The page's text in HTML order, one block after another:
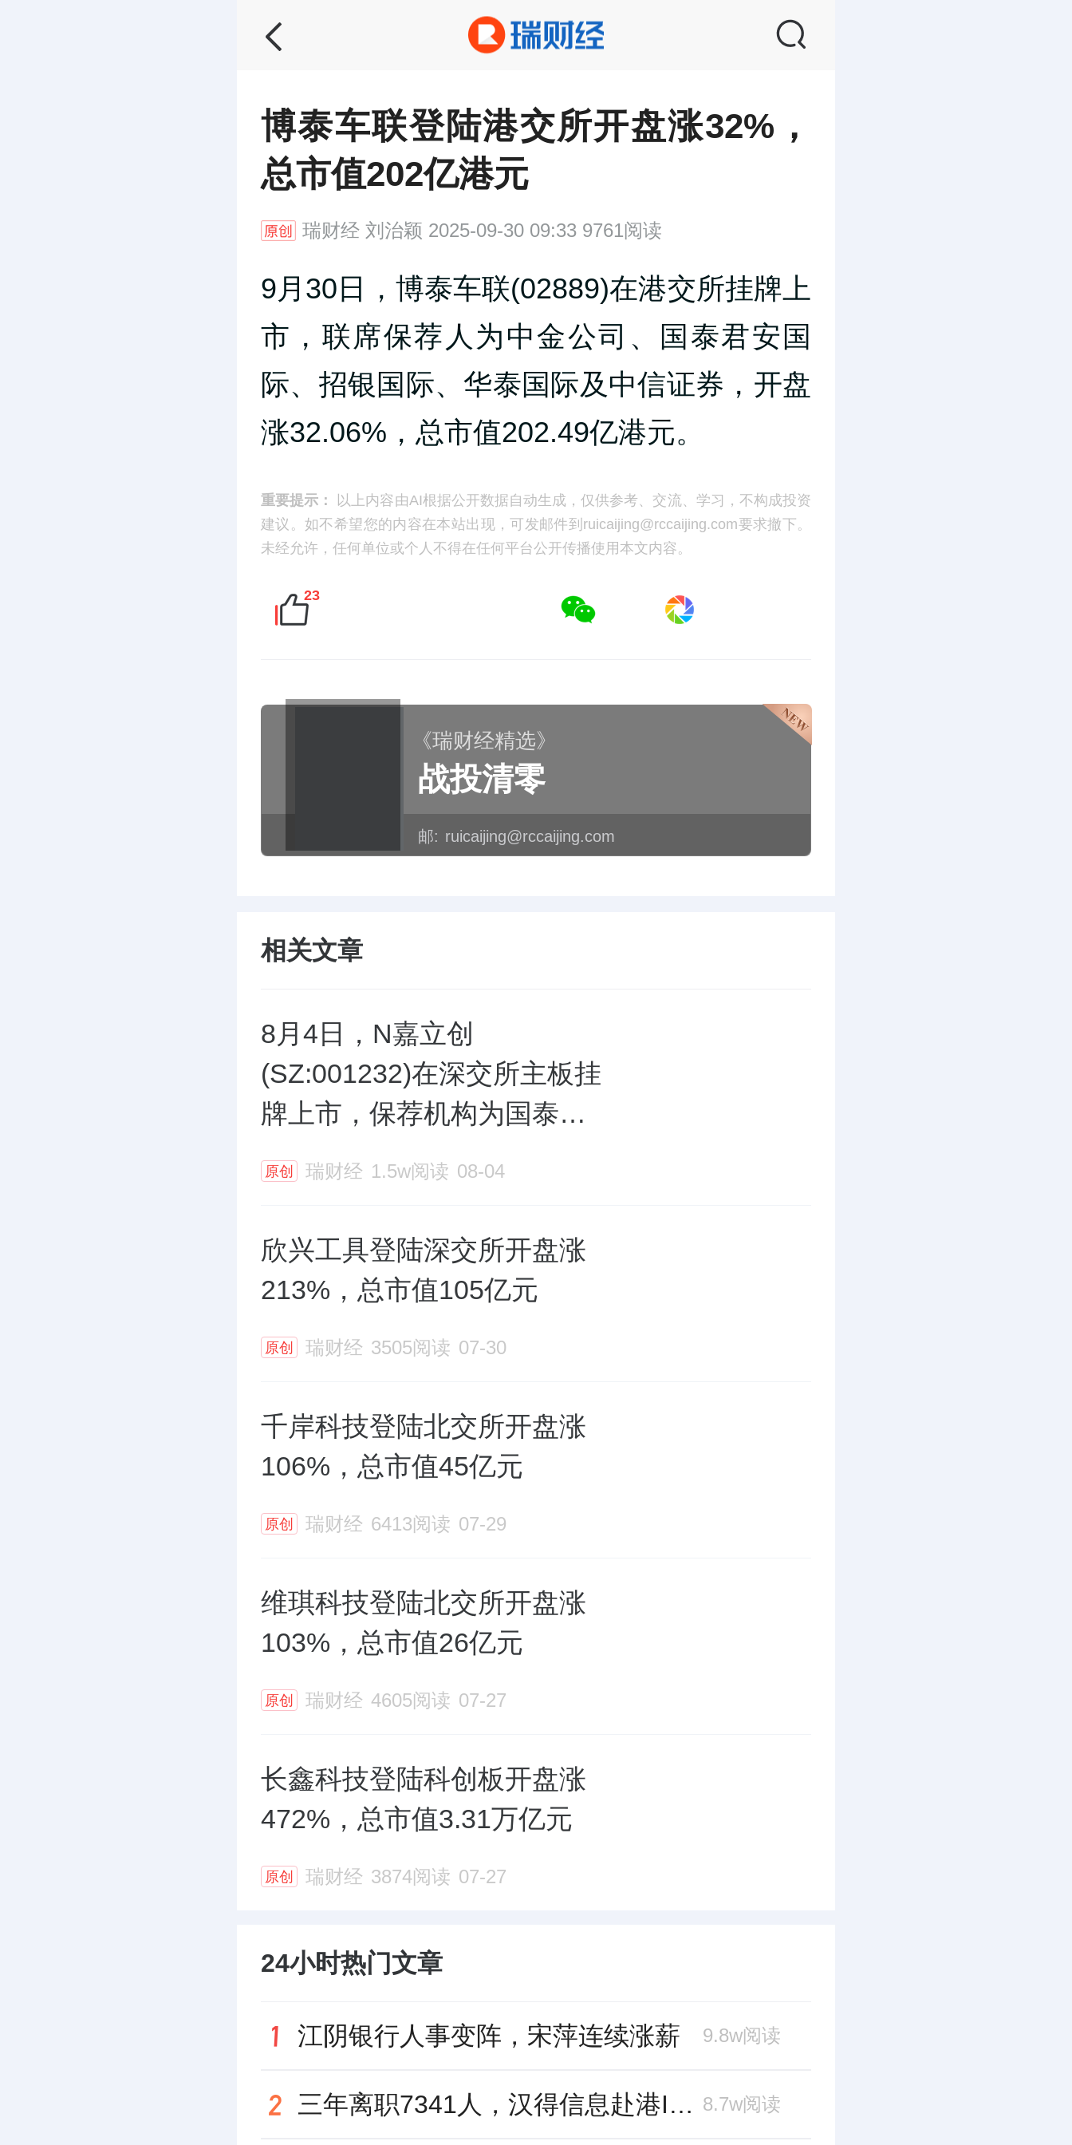
博泰车联登陆港交所开盘涨32%，
总市值202亿港元
瑞财经 刘治颖 2025-09-30 09:33 9761阅读
9月30日，博泰车联(02889)在港交所挂牌上
市，联席保荐人为中金公司、国泰君安国
际、招银国际、华泰国际及中信证券，开盘
涨32.06%，总市值202.49亿港元。
重要提示：
以上内容由AI根据公开数据自动生成，仅供参考、交流、学习，不构成投资
建议。如不希望您的内容在本站出现，可发邮件到ruicaijing@rccaijing.com要求撤下。
未经允许，任何单位或个人不得在任何平台公开传播使用本文内容。
23
《瑞财经精选》
战投清零
邮: ruicaijing@rccaijing.com
相关文章
8月4日，N嘉立创
(SZ:001232)在深交所主板挂
牌上市，保荐机构为国泰海
通，其开盘涨超177%，总市
原创 瑞财经 1.5w阅读 08-04
欣兴工具登陆深交所开盘涨
213%，总市值105亿元
原创 瑞财经 3505阅读 07-30
千岸科技登陆北交所开盘涨
106%，总市值45亿元
原创 瑞财经 6413阅读 07-29
维琪科技登陆北交所开盘涨
103%，总市值26亿元
原创 瑞财经 4605阅读 07-27
长鑫科技登陆科创板开盘涨
472%，总市值3.31万亿元
原创 瑞财经 3874阅读 07-27
24小时热门文章
江阴银行人事变阵，宋萍连续涨薪 9.8w阅读
三年离职7341人，汉得信息赴港IPO前欠缴社保1.55亿元 8.7w阅读